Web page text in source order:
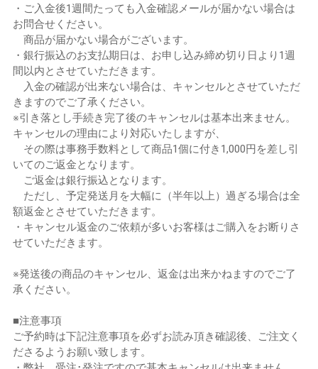
・ご入金後1週間たっても入金確認メールが届かない場合は
お問合せください。
商品が届かない場合がございます。
・銀行振込のお支払期日は、お申し込み締め切り日より1週
間以内とさせていただきます。
入金の確認が出来ない場合は、キャンセルとさせていただ
きますのでご了承ください。
※引き落とし手続き完了後のキャンセルは基本出来ません。
キャンセルの理由により対応いたしますが、
その際は事務手数料として商品1個に付き1,000円を差し引
いてのご返金となります。
ご返金は銀行振込となります。
ただし、予定発送月を大幅に（半年以上）過ぎる場合は全
額返金とさせていただきます。
・キャンセル返金のご依頼が多いお客様はご購入をお断りさ
せていただきます。
※発送後の商品のキャンセル、返金は出来かねますのでご了
承ください。
■注意事項
ご予約時は下記注意事項を必ずお読み頂き確認後、ご注文く
ださるようお願い致します。